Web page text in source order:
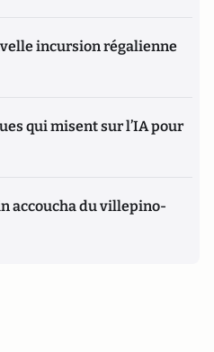
incursion régalienne
qui misent sur l’IA pour
accoucha du villepino-